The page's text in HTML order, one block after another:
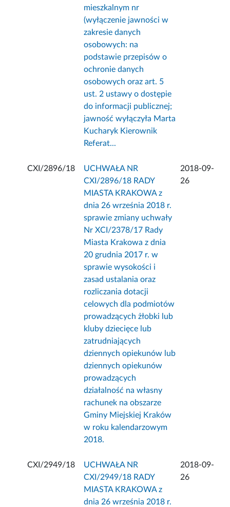
mieszkalnym nr
(wyłączenie jawności w
zakresie danych
osobowych: na
podstawie przepisów o
ochronie danych
osobowych oraz art. 5
ust. 2 ustawy o dostępie
do informacji publicznej;
jawność wyłączyła Marta
Kucharyk Kierownik
Referat...
CXI/2896/18
UCHWAŁA NR
CXI/2896/18 RADY
MIASTA KRAKOWA z
dnia 26 września 2018 r.
sprawie zmiany uchwały
Nr XCI/2378/17 Rady
Miasta Krakowa z dnia
20 grudnia 2017 r. w
sprawie wysokości i
zasad ustalania oraz
rozliczania dotacji
celowych dla podmiotów
prowadzących żłobki lub
kluby dziecięce lub
zatrudniających
dziennych opiekunów lub
dziennych opiekunów
prowadzących
działalność na własny
rachunek na obszarze
Gminy Miejskiej Kraków
w roku kalendarzowym
2018.
2018-09-
26
CXI/2949/18
UCHWAŁA NR
CXI/2949/18 RADY
MIASTA KRAKOWA z
dnia 26 września 2018 r.
2018-09-
26